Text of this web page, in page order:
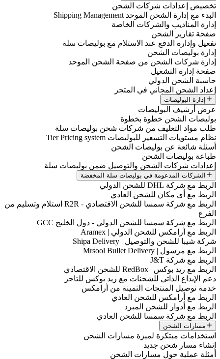
تخصيص إعدادات شركات الشحن
البدء مع إدارة الشحن الموحد Shipping Management
إدارة المناديب والشركات الخاصة
صفحة تقارير الشحن
تفعيل وإدارة الدفع عند الاستلام مع بوليصات سلة
إدارة بوليصات الشحن
إدارة شركات الشحن من صفحة الشحن الموحد
صفحة إدارة التشغيل
حاسبة الشحن الدولي
إعداد الشحن المجاني في المتجر
إدارة البوليصات
عرض أرشيف البوليصات
بوليصات الشحن خطوة بخطوة
طلب مواد التغليف من شركات شحن بوليصات سلة
نظام مستويات التسعير للبوليصات Tier Pricing system
أسئلة شائعة عن بوليصات الشحن
طباعة بوليصات الشحن
إعدادات شركات الشحن والتوصيل ضمن بوليصات سلة
الشركات المدعومة في بوليصات سلة المخفضة
الربط مع شركة DHL للشحن الدولي
الربط مع أي مكان للشحن العادي
الربط مع شركة سمسا للشحن الاقتصادي - R2R استلام وتسليم من
الفرع
الربط مع شركة سمسا للشحن الدولي - دول الخليج GCC
الربط مع أرامكس للشحن الدولي | Aramex
شركة شيبا للشحن والتوصيل | Shipa Delivery
الربط مع مرسول | Mrsool Bullet Delivery
الربط مع شركة J&T
الربط مع ريد بوكس | RedBox للشحن الاقتصادي
دعم الإيداع الذاتي للشحنات مع ريد بوكس للتاجر
خدمة توصيل المنتجات الثمينة من أرامكس
الربط مع أرامكس للشحن العادي
الربط مع أدوار للشحن المبرد
الربط مع شركة سمسا للشحن العادي
مسارات الشحن
استخدامات مبتكرة لميزة مسارات الشحن
إنشاء مسار شحن جديد
أمثلة عملية حول مسارات الشحن